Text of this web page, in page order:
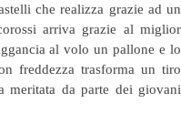
che realizza grazie ad un
arriva grazie al miglior
al volo un pallone e lo
freddezza trasforma un tiro
meritata da parte dei giovani